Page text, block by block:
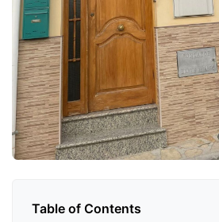
Table of Contents